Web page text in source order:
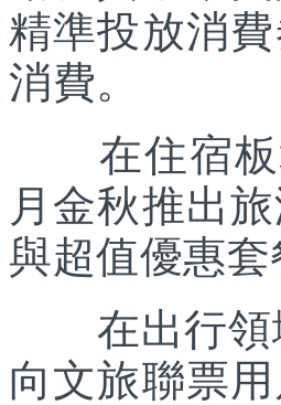
精準投放消
消費。
在住宿板
月金秋推出
與超值優惠套
在出行領域
向文旅聯票